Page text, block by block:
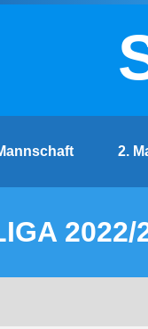
2.
2022/